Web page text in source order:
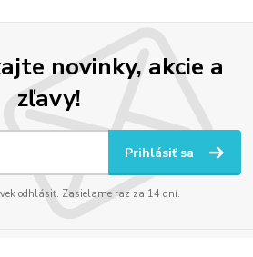
novinky, akcie a
zľavy!
Prihlásiť sa
odhlásiť. Zasielame raz za 14 dní.